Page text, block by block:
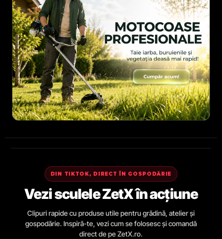
DIN TIKTOK, DIRECT ÎN GOSPODĂRIE
Vezi sculele ZetX în acțiune
Clipuri rapide cu produse utile pentru grădină, atelier și
gospodărie. Inspiră-te, vezi cum se folosesc și comandă
direct de pe ZetX.ro.